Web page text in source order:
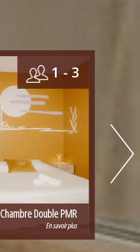
Chambre Double PMR
En savoir plus
1 - 3